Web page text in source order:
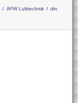
/ AFW Lufttechnik / din